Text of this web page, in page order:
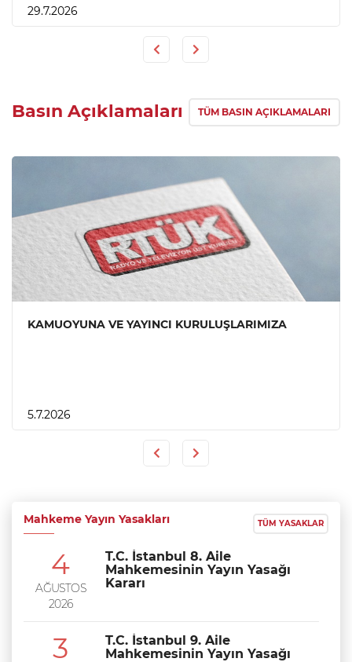
Previous
29.7.2026
Next
TÜM BASIN AÇIKLAMALARI
Basın Açıklamaları
Previous
KAMUOYUNA VE YAYINCI KURULUŞLARIMIZA
5.7.2026
Next
Mahkeme Yayın Yasakları TÜM YASAKLAR
4
AĞUSTOS
2026
T.C. İstanbul 8. Aile
Mahkemesinin Yayın Yasağı
Kararı
3
T.C. İstanbul 9. Aile
Mahkemesinin Yayın Yasağı